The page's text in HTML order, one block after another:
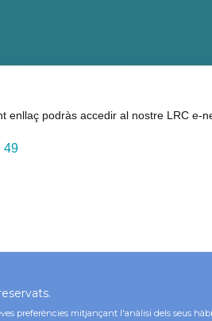
enllaç podràs accedir al nostre LRC e-
49
preferències mitjançant l'anàlisi dels seus